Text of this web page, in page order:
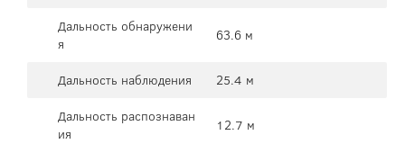
Дальность обнаружени
я
63.6 м
Дальность наблюдения
25.4 м
Дальность распознаван
ия
12.7 м